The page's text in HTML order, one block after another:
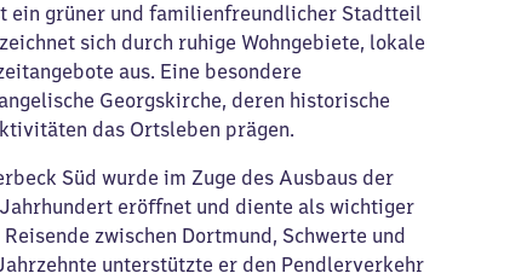
ein grüner und familienfreundlicher Stadtteil
sich durch ruhige Wohngebiete, lokale
aus. Eine besondere
Georgskirche, deren historische
das Ortsleben prägen.
Süd wurde im Zuge des Ausbaus der
eröffnet und diente als wichtiger
zwischen Dortmund, Schwerte und
unterstützte er den Pendlerverkehr